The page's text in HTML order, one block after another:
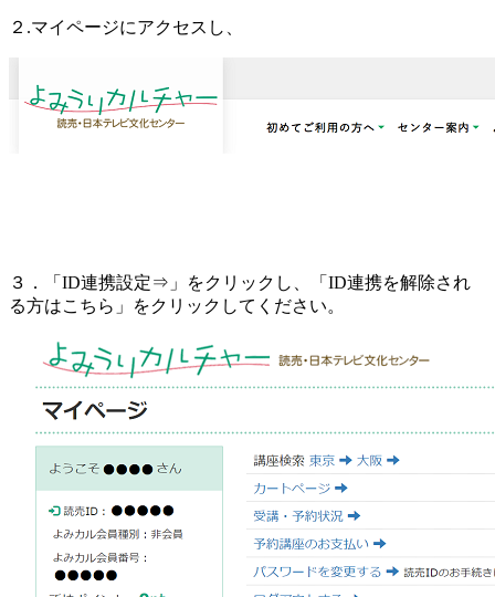
２.マイページにアクセスし、
３．「ID連携設定⇒」をクリックし、「ID連携を解除され
る方はこちら」をクリックしてください。